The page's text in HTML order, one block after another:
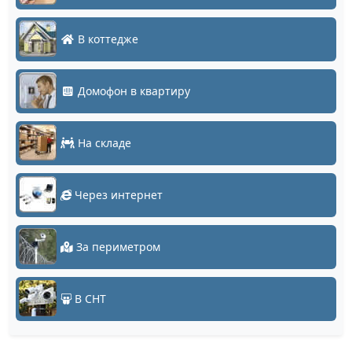
В коттедже
Домофон в квартиру
На складе
Через интернет
За периметром
В СНТ